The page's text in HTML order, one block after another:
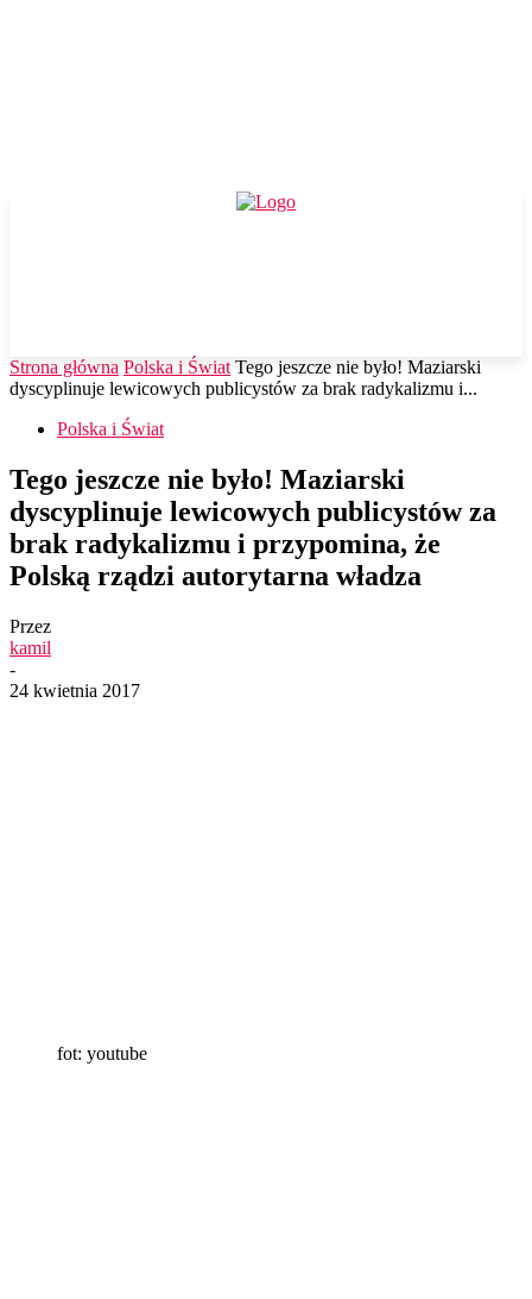
Strona główna Polska i Świat Tego jeszcze nie było! Maziarski
dyscyplinuje lewicowych publicystów za brak radykalizmu i...
Polska i Świat
Tego jeszcze nie było! Maziarski
dyscyplinuje lewicowych publicystów za
brak radykalizmu i przypomina, że
Polską rządzi autorytarna władza
Przez
kamil
-
24 kwietnia 2017
fot: youtube